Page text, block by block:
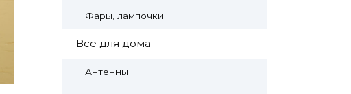
Фары, лампочки
Все для дома
Антенны